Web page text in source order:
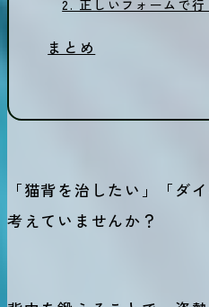
2. 正しいフォームで行
まとめ
「猫背を治したい」「ダ
考えていませんか？